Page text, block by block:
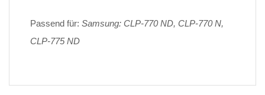
Passend für: Samsung: CLP-770 ND, CLP-770 N,
CLP-775 ND